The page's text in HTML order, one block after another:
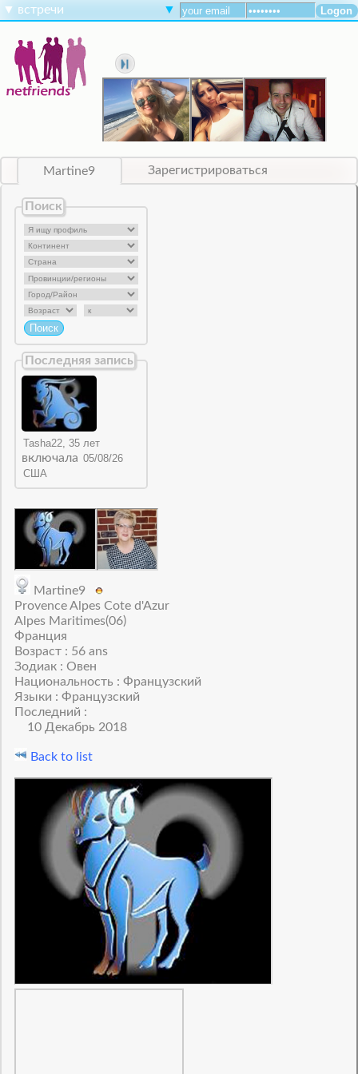
▼ встречи ▼
Martine9 Зарегистрироваться
Поиск
Последняя запись
включала
Martine9
Provence Alpes Cote d'Azur
Alpes Maritimes(06)
Франция
Возраст : 56 ans
Зодиак : Овен
Национальность : Французский
Языки : Французский
Последний :
10 Декабрь 2018
Back to list